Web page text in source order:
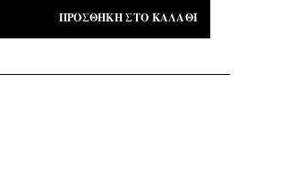
ΠΡΟΣΘΉΚΗ ΣΤΟ ΚΑΛΆΘΙ